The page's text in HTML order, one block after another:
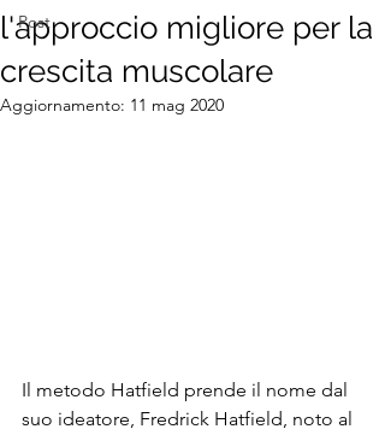
Post
l'approccio migliore per la
crescita muscolare
Aggiornamento: 11 mag 2020
Il metodo Hatfield prende il nome dal
suo ideatore, Fredrick Hatfield, noto al